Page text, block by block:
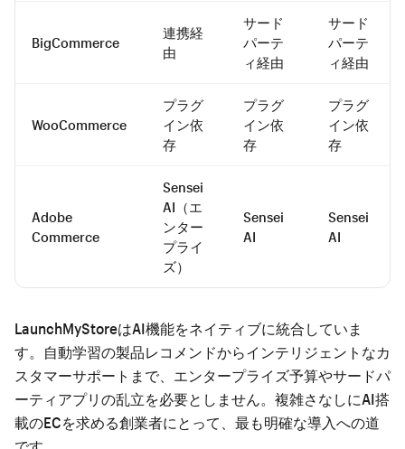
BigCommerce
連携経
由
サード
パーテ
ィ経由
サード
パーテ
ィ経由
WooCommerce
プラグ
イン依
存
プラグ
イン依
存
プラグ
イン依
存
Adobe
Commerce
Sensei
AI（エ
ンター
プライ
ズ）
Sensei
AI
Sensei
AI
LaunchMyStoreはAI機能をネイティブに統合していま
す。自動学習の製品レコメンドからインテリジェントなカ
スタマーサポートまで、エンタープライズ予算やサードパ
ーティアプリの乱立を必要としません。複雑さなしにAI搭
載のECを求める創業者にとって、最も明確な導入への道